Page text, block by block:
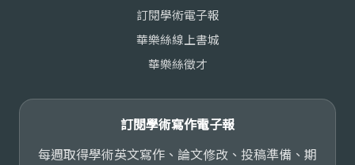
訂閱學術電子報
華樂絲線上書城
華樂絲徵才
訂閱學術寫作電子報
每週取得學術英文寫作、論文修改、投稿準備、期